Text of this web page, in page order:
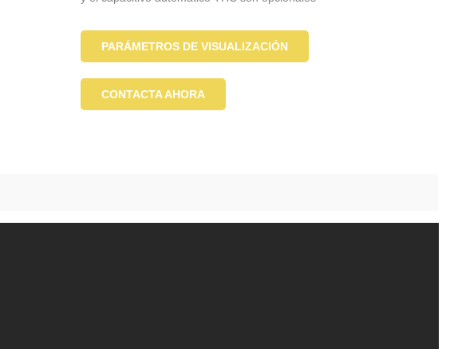
PARÁMETROS DE VISUALIZACIÓN
CONTACTA AHORA